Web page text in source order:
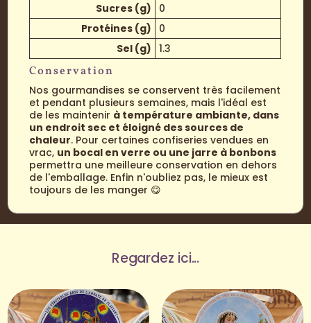
Sucres (g)
0
Protéines (g)
0
Sel (g)
1.3
Conservation
Nos gourmandises se conservent très facilement
et pendant plusieurs semaines, mais l'idéal est
de les maintenir à température ambiante, dans
un endroit sec et éloigné des sources de
chaleur. Pour certaines confiseries vendues en
vrac, un bocal en verre ou une jarre à bonbons
permettra une meilleure conservation en dehors
de l'emballage. Enfin n'oubliez pas, le mieux est
toujours de les manger 😋
Regardez ici...